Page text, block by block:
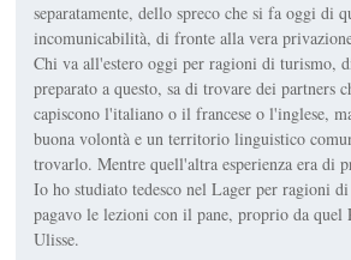
separatamente, dello spreco che si fa oggi di
incomunicabilità, di fronte alla vera
Chi va all'estero oggi per ragioni di turismo,
preparato a questo, sa di trovare dei partners
capiscono l'italiano o il francese o l'inglese,
buona volontà e un territorio linguistico
trovarlo. Mentre quell'altra esperienza era di
Io ho studiato tedesco nel Lager per ragioni
pagavo le lezioni con il pane, proprio da quel
Ulisse.